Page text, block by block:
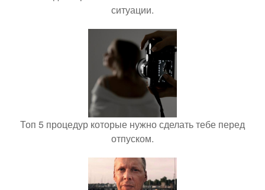
ситуации.
Топ 5 процедур которые нужно сделать тебе перед
отпуском.